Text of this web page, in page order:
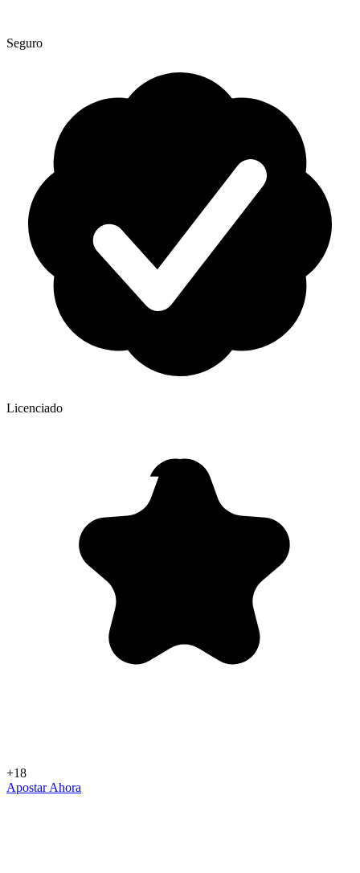
Seguro
Licenciado
+18
Apostar Ahora